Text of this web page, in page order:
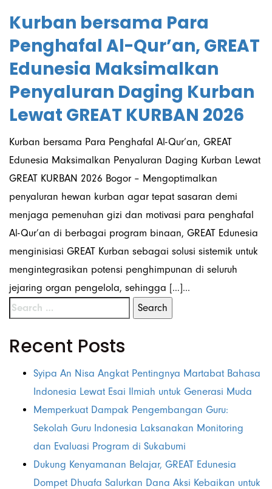
Kurban bersama Para
Penghafal Al-Qur’an, GREAT
Edunesia Maksimalkan
Penyaluran Daging Kurban
Lewat GREAT KURBAN 2026
Kurban bersama Para Penghafal Al-Qur’an, GREAT
Edunesia Maksimalkan Penyaluran Daging Kurban Lewat
GREAT KURBAN 2026 Bogor – Mengoptimalkan
penyaluran hewan kurban agar tepat sasaran demi
menjaga pemenuhan gizi dan motivasi para penghafal
Al-Qur’an di berbagai program binaan, GREAT Edunesia
menginisiasi GREAT Kurban sebagai solusi sistemik untuk
mengintegrasikan potensi penghimpunan di seluruh
jejaring organ pengelola, sehingga […]...
Recent Posts
Syipa An Nisa Angkat Pentingnya Martabat Bahasa
Indonesia Lewat Esai Ilmiah untuk Generasi Muda
Memperkuat Dampak Pengembangan Guru:
Sekolah Guru Indonesia Laksanakan Monitoring
dan Evaluasi Program di Sukabumi
Dukung Kenyamanan Belajar, GREAT Edunesia
Dompet Dhuafa Salurkan Dana Aksi Kebaikan untuk